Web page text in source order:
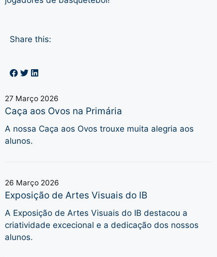
Share this:
27 Março 2026
Caça aos Ovos na Primária
A nossa Caça aos Ovos trouxe muita alegria aos
alunos.
26 Março 2026
Exposição de Artes Visuais do IB
A Exposição de Artes Visuais do IB destacou a
criatividade excecional e a dedicação dos nossos
alunos.